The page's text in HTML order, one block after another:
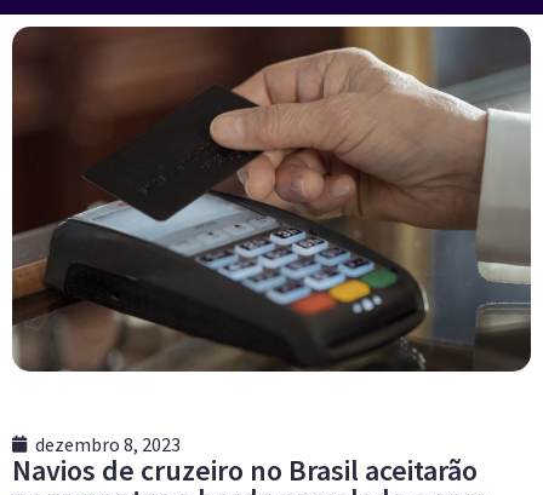
dezembro 8, 2023
Navios de cruzeiro no Brasil aceitarão